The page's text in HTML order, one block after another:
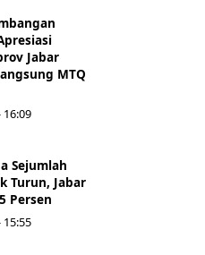
Jabar
MTQ
16:09
Sejumlah
Turun, Jabar
Persen
15:55